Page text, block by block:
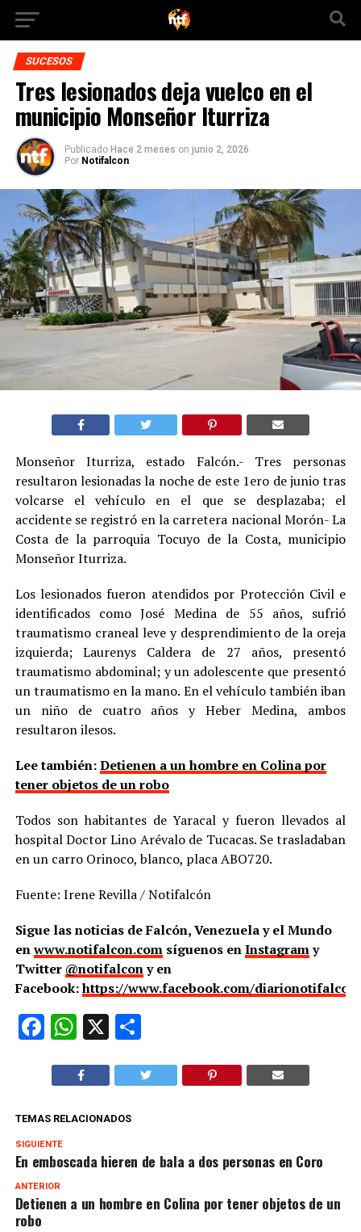
SUCESOS
Tres lesionados deja vuelco en el
municipio Monseñor Iturriza
Publicado Hace 2 meses on junio 2, 2026
Por Notifalcon
Monseñor Iturriza, estado Falcón.- Tres personas
resultaron lesionadas la noche de este 1ero de junio tras
volcarse el vehículo en el que se desplazaba; el
accidente se registró en la carretera nacional Morón- La
Costa de la parroquia Tocuyo de la Costa, municipio
Monseñor Iturriza.
Los lesionados fueron atendidos por Protección Civil e
identificados como José Medina de 55 años, sufrió
traumatismo craneal leve y desprendimiento de la oreja
izquierda; Laurenys Caldera de 27 años, presentó
traumatismo abdominal; y un adolescente que presentó
un traumatismo en la mano. En el vehículo también iban
un niño de cuatro años y Heber Medina, ambos
resultaron ilesos.
Lee también:Detienen a un hombre en Colina por
tener objetos de un robo
Todos son habitantes de Yaracal y fueron llevados al
hospital Doctor Lino Arévalo de Tucacas. Se trasladaban
en un carro Orinoco, blanco, placa ABO720.
Fuente: Irene Revilla / Notifalcón
Sigue las noticias de Falcón, Venezuela y el Mundo
enwww.notifalcon.comsíguenos enInstagramy
Twitter @notifalcony en
Facebook:https://www.facebook.com/
Facebook
WhatsApp
X Compartir
TEMAS RELACIONADOS
SIGUIENTE
En emboscada hieren de bala a dos personas en Coro
ANTERIOR
Detienen a un hombre en Colina por tener objetos de un
robo